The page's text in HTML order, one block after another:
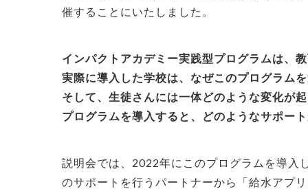
催することにいたしました。
インパクトアカデミー実践型プログラムは、
実際に導入した学校は、なぜこのプログラム
そして、生徒さんには一体どのような変化が
プログラムを導入すると、どのようなサポー
説明会では、2022年にこのプログラムを導入
のサポートを行うパートナーから「給水アプ